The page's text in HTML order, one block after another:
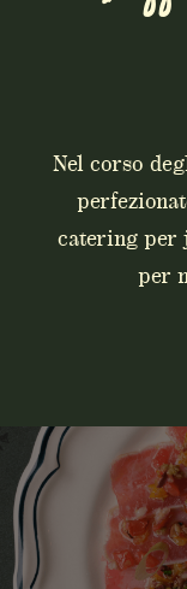
Nel corso
catering per
per